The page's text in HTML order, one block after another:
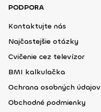
PODPORA
Kontaktujte nás
Najčastejšie otázky
Cvičenie cez televízor
BMI kalkulačka
Ochrana osobných údajov
Obchodné podmienky